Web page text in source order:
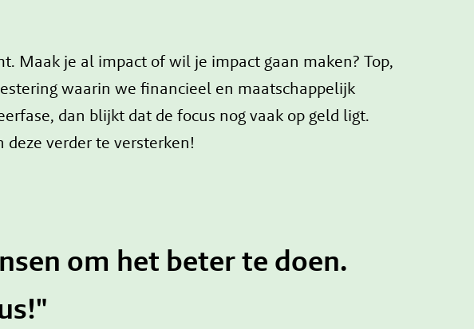
Maak je al impact of wil je impact gaan maken? Top,
waarin we financieel en maatschappelijk
dan blijkt dat de focus nog vaak op geld ligt.
verder te versterken!
om het beter te doen.